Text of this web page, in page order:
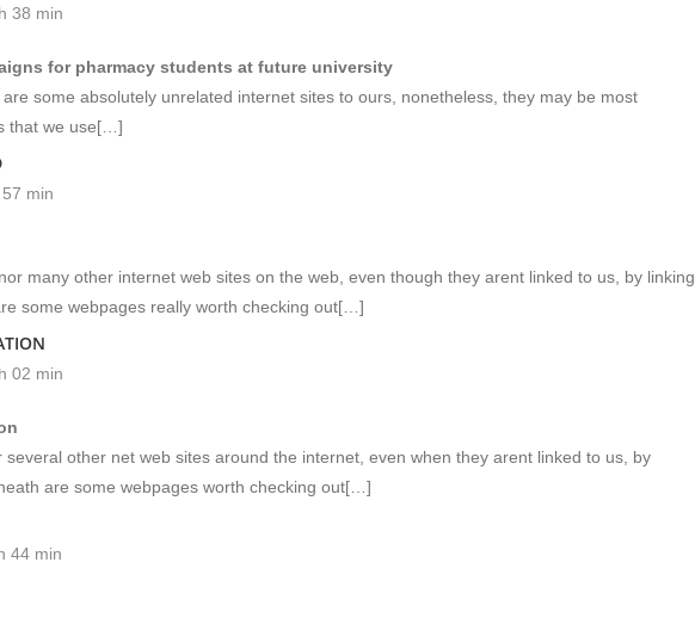
38 min
for pharmacy students at future university
some absolutely unrelated internet sites to ours, nonetheless, they may be most
that we use[…]
min
many other internet web sites on the web, even though they arent linked to us, by linking
some webpages really worth checking out[…]
02 min
other net web sites around the internet, even when they arent linked to us, by
are some webpages worth checking out[…]
44 min